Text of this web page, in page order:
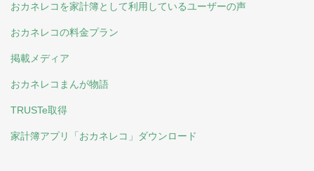
おカネレコを家計簿として利用しているユーザーの声
おカネレコの料金プラン
掲載メディア
おカネレコまんが物語
TRUSTe取得
家計簿アプリ「おカネレコ」ダウンロード